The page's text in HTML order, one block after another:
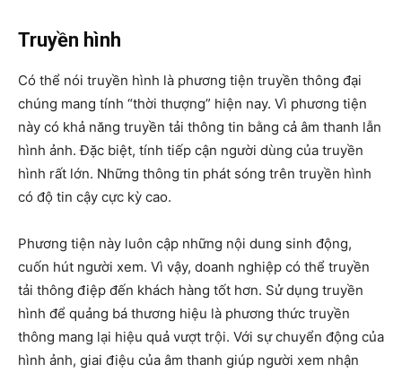
Truyền hình
Có thể nói truyền hình là phương tiện truyền thông đại
chúng mang tính “thời thượng” hiện nay. Vì phương tiện
này có khả năng truyền tải thông tin bằng cả âm thanh lẫn
hình ảnh. Đặc biệt, tính tiếp cận người dùng của truyền
hình rất lớn. Những thông tin phát sóng trên truyền hình
có độ tin cậy cực kỳ cao.
Phương tiện này luôn cập những nội dung sinh động,
cuốn hút người xem. Vì vậy, doanh nghiệp có thể truyền
tải thông điệp đến khách hàng tốt hơn. Sử dụng truyền
hình để quảng bá thương hiệu là phương thức truyền
thông mang lại hiệu quả vượt trội. Với sự chuyển động của
hình ảnh, giai điệu của âm thanh giúp người xem nhận